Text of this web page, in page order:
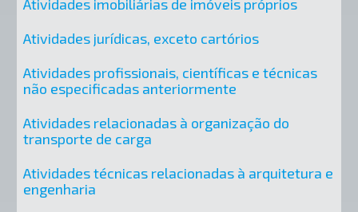
Atividades imobiliárias de imóveis próprios
Atividades jurídicas, exceto cartórios
Atividades profissionais, científicas e técnicas
não especificadas anteriormente
Atividades relacionadas à organização do
transporte de carga
Atividades técnicas relacionadas à arquitetura e
engenharia